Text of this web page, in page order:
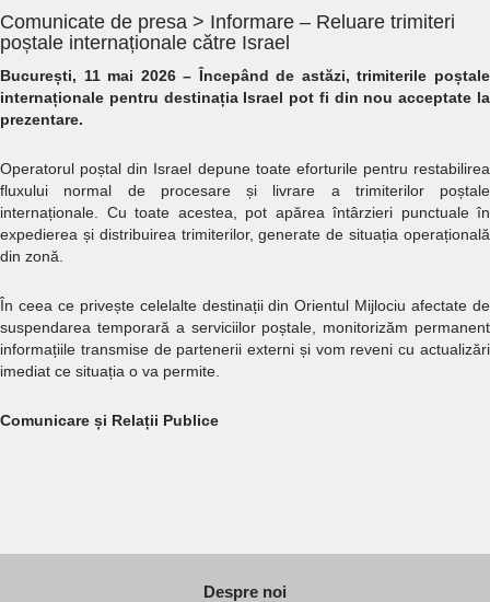
Comunicate de presa > Informare – Reluare trimiteri
poștale internaționale către Israel
București, 11 mai 2026 – Începând de astăzi, trimiterile poștale
internaționale pentru destinația Israel pot fi din nou acceptate la
prezentare.
Operatorul poștal din Israel depune toate eforturile pentru restabilirea
fluxului normal de procesare și livrare a trimiterilor poștale
internaționale. Cu toate acestea, pot apărea întârzieri punctuale în
expedierea și distribuirea trimiterilor, generate de situația operațională
din zonă.
În ceea ce privește celelalte destinații din Orientul Mijlociu afectate de
suspendarea temporară a serviciilor poștale, monitorizăm permanent
informațiile transmise de partenerii externi și vom reveni cu actualizări
imediat ce situația o va permite.
Comunicare și Relații Publice
Despre noi